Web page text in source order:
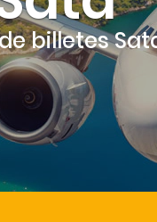
billetes